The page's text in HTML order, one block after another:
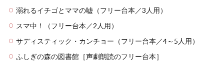
溺れるイチゴとママの嘘（フリー台本／3人用）
スマ中！（フリー台本／2人用）
サディスティック・カンチョー（フリー台本／4～5人用）
ふしぎの森の図書館［声劇朗読のフリー台本］